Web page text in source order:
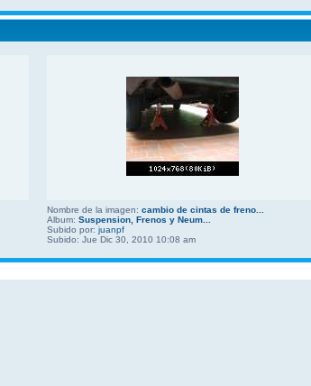
Nombre de la imagen: cambio de cintas de freno...
Album: Suspension, Frenos y Neum...
Subido por: juanpf
Subido: Jue Dic 30, 2010 10:08 am